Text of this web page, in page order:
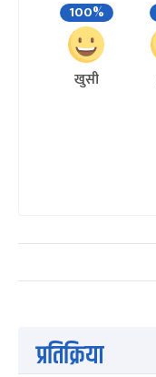
100%
खुसी
प्रतिक्रिया